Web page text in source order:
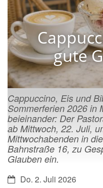
gute
Cappuccino, Eis und
Sommerferien 2026 in
beieinander: Der
ab Mittwoch, 22. Juli,
Mittwochabenden in
Bahnstraße 16, zu
Glauben ein.
Datum:Do. 2. Juli 2026